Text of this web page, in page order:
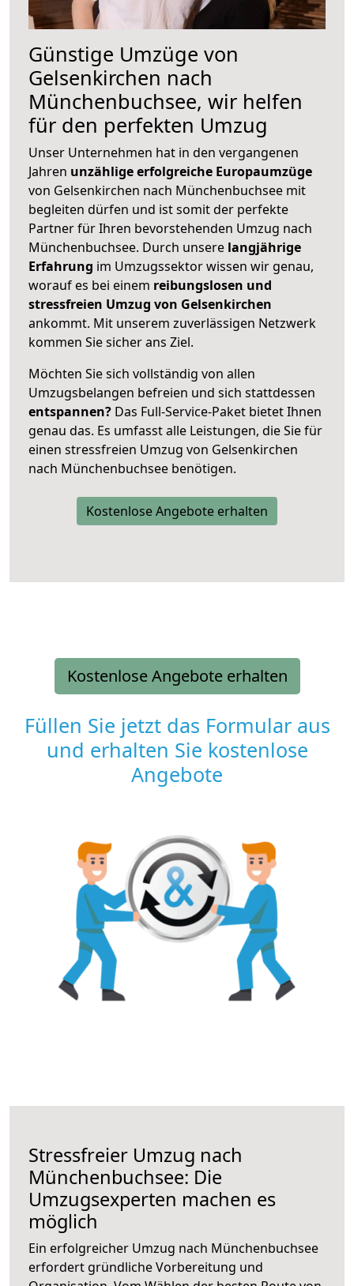
Günstige Umzüge von
Gelsenkirchen nach
Münchenbuchsee, wir helfen
für den perfekten Umzug
Unser Unternehmen hat in den vergangenen
Jahren unzählige erfolgreiche Europaumzüge
von Gelsenkirchen nach Münchenbuchsee mit
begleiten dürfen und ist somit der perfekte
Partner für Ihren bevorstehenden Umzug nach
Münchenbuchsee. Durch unsere langjährige
Erfahrung im Umzugssektor wissen wir genau,
worauf es bei einem reibungslosen und
stressfreien Umzug von Gelsenkirchen
ankommt. Mit unserem zuverlässigen Netzwerk
kommen Sie sicher ans Ziel.
Möchten Sie sich vollständig von allen
Umzugsbelangen befreien und sich stattdessen
entspannen? Das Full-Service-Paket bietet Ihnen
genau das. Es umfasst alle Leistungen, die Sie für
einen stressfreien Umzug von Gelsenkirchen
nach Münchenbuchsee benötigen.
Kostenlose Angebote erhalten
Kostenlose Angebote erhalten
Füllen Sie jetzt das Formular aus
und erhalten Sie kostenlose
Angebote
Stressfreier Umzug nach
Münchenbuchsee: Die
Umzugsexperten machen es
möglich
Ein erfolgreicher Umzug nach Münchenbuchsee
erfordert gründliche Vorbereitung und